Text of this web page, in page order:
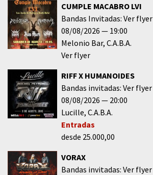
CUMPLE MACABRO LVI
Bandas Invitadas: Ver flyer
08/08/2026
19:00
Melonio Bar C.A.B.A.
Ver flyer
RIFF X HUMANOIDES
Bandas invitadas: Ver flyer
08/08/2026
20:00
Lucille C.A.B.A.
Entradas
desde 25.000,00
VORAX
Bandas invitadas: Ver flyer